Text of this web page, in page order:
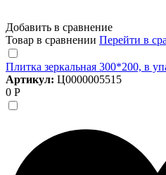
Добавить в сравнение
Товар в сравнении Перейти в
Плитка зеркальная 300*200, в
Артикул: Ц0000005515
0 Р